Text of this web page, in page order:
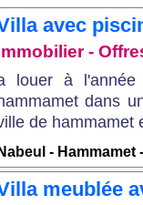
avec
-
louer à
dans
de hammamet
- Hammamet
meublée